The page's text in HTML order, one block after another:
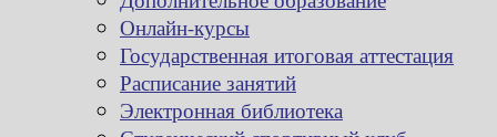
Онлайн-курсы
Государственная итоговая аттестация
Расписание занятий
Электронная библиотека